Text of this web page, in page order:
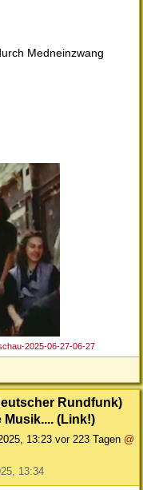
Medneinzwang
2025-06-27-06-27
Rundfunk)
(Link!)
13:23 vor 223 Tagen @
13:34